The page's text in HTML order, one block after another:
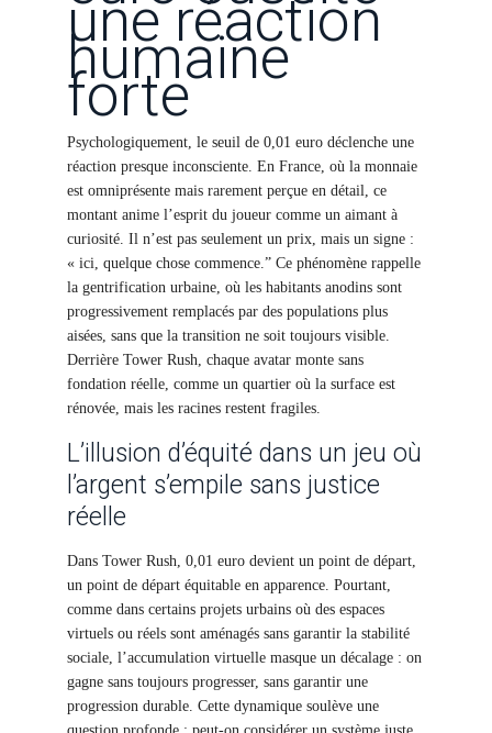
une réaction
humaine
forte
Psychologiquement, le seuil de 0,01 euro déclenche une
réaction presque inconsciente. En France, où la monnaie
est omniprésente mais rarement perçue en détail, ce
montant anime l’esprit du joueur comme un aimant à
curiosité. Il n’est pas seulement un prix, mais un signe :
« ici, quelque chose commence.” Ce phénomène rappelle
la gentrification urbaine, où les habitants anodins sont
progressivement remplacés par des populations plus
aisées, sans que la transition ne soit toujours visible.
Derrière Tower Rush, chaque avatar monte sans
fondation réelle, comme un quartier où la surface est
rénovée, mais les racines restent fragiles.
L’illusion d’équité dans un jeu où
l’argent s’empile sans justice
réelle
Dans Tower Rush, 0,01 euro devient un point de départ,
un point de départ équitable en apparence. Pourtant,
comme dans certains projets urbains où des espaces
virtuels ou réels sont aménagés sans garantir la stabilité
sociale, l’accumulation virtuelle masque un décalage : on
gagne sans toujours progresser, sans garantir une
progression durable. Cette dynamique soulève une